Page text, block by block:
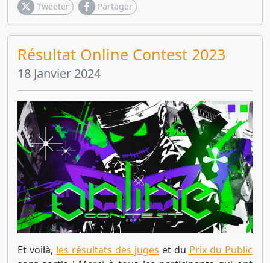
Tweeter Partager
Résultat Online Contest 2023
18 Janvier 2024
Et voilà, les résultats des juges et du Prix du Public